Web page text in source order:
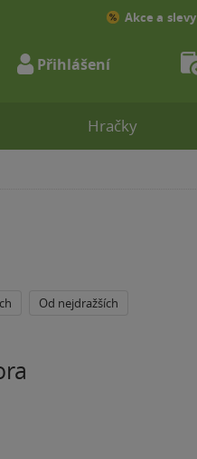
Od nejdražších
Hračky
Akce a slevy
Přihlášení